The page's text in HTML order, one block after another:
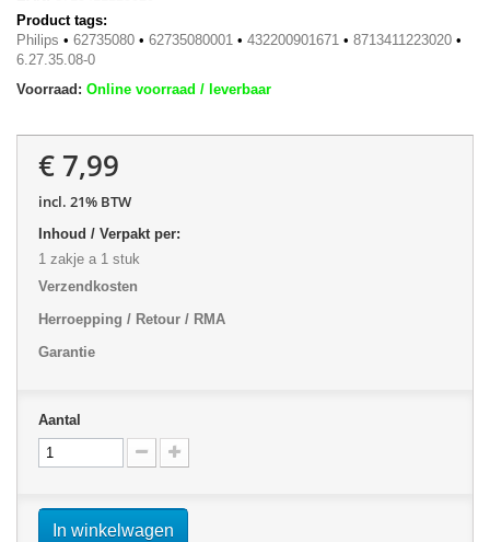
Product tags:
Philips • 62735080 • 62735080001 • 432200901671 • 8713411223020 •
6.27.35.08-0
Voorraad: Online voorraad / leverbaar
€ 7,99
incl. 21% BTW
Inhoud / Verpakt per:
1 zakje a 1 stuk
Verzendkosten
Herroepping / Retour / RMA
Garantie
Aantal
In winkelwagen